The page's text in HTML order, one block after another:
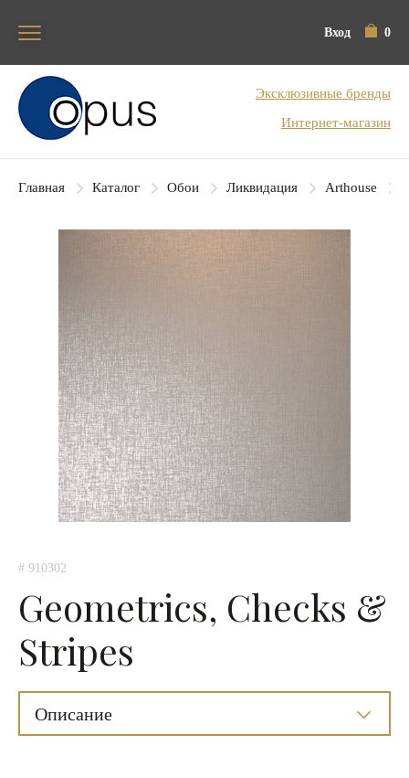
Вход 0
Блок поиска
Эксклюзивные бренды
Интернет-магазин
Главная Каталог Обои Ликвидация Arthouse
# 910302
Geometrics, Checks &
Stripes
Описание